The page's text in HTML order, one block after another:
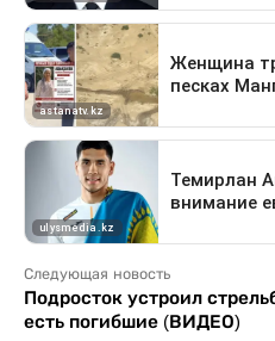
Следующая новость
Подросток устроил
есть погибшие (ВИДЕО)